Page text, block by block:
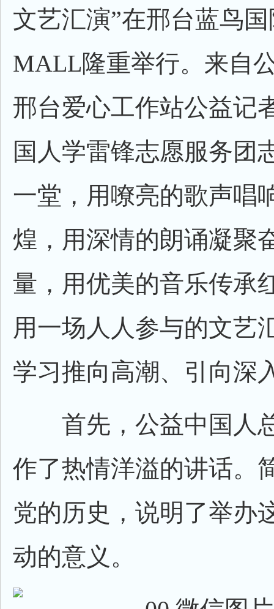
文艺汇演”在邢台蓝鸟
MALL隆重举行。来自
邢台爱心工作站公益记
国人学雷锋志愿服务团
一堂，用嘹亮的歌声唱
煌，用深情的朗诵凝聚
量，用优美的音乐传承
用一场人人参与的文艺
学习推向高潮、引向深
首先，公益中国人
作了热情洋溢的讲话。
党的历史，说明了举办
动的意义。